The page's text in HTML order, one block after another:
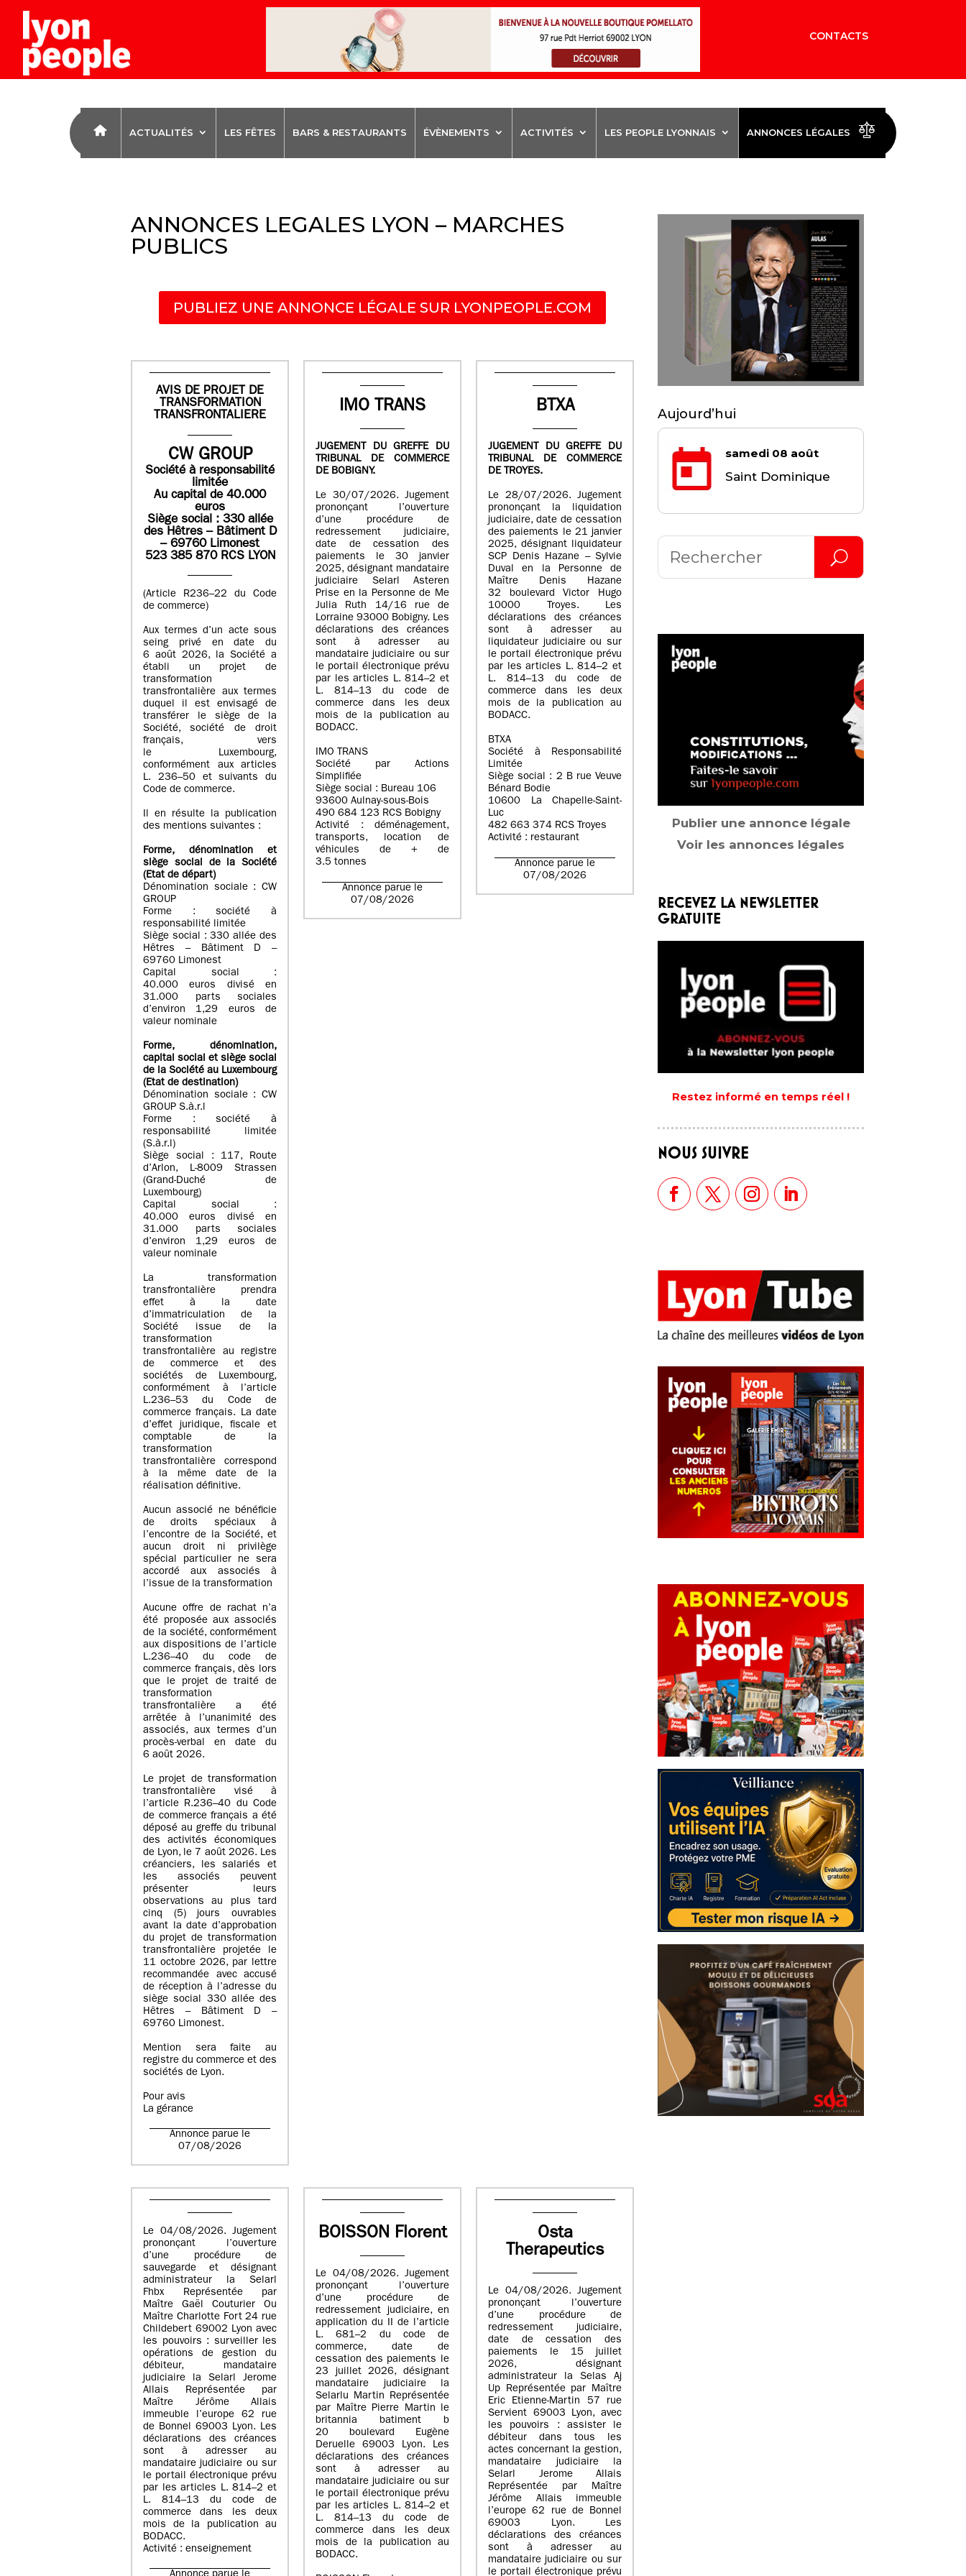
CONTACTS
ACTUALITÉS LES FÊTES BARS & RESTAURANTS ÉVÈNEMENTS ACTIVITÉS LES PEOPLE LYONNAIS ANNONCES LÉGALES
ANNONCES LEGALES LYON – MARCHES
PUBLICS
PUBLIEZ UNE ANNONCE LÉGALE SUR LYONPEOPLE.COM
AVIS DE PROJET DE
TRANSFORMATION
TRANSFRONTALIERE
CW GROUP
Société à responsabilité
limitée
Au capital de 40.000
euros
Siège social : 330 allée
des Hêtres – Bâtiment D
– 69760 Limonest
523 385 870 RCS LYON
(Article R236–22 du Code
de commerce)
Aux termes d’un acte sous
seing privé en date du
6 août 2026, la Société a
établi un projet de
transformation
transfrontalière aux termes
duquel il est envisagé de
transférer le siège de la
Société, société de droit
français, vers
le Luxembourg,
conformément aux articles
L. 236–50 et suivants du
Code de commerce.
Il en résulte la publication
des mentions suivantes :
Forme, dénomination et
siège social de la Société
(Etatde départ)
Dénomination sociale : CW
GROUP
Forme : société à
responsabilité limitée
Siège social : 330 allée des
Hêtres – Bâtiment D –
69760 Limonest
Capital social :
40.000 euros divisé en
31.000 parts sociales
d’environ 1,29 euros de
valeur nominale
Forme, dénomination,
capital social et siège social
de la Société au Luxembourg
(Etat de destination)
Dénomination sociale : CW
GROUP S.à.r.l
Forme : société à
responsabilité limitée
(S.à.r.l)
Siège social : 117, Route
d’Arlon, L-8009 Strassen
(Grand-Duché de
Luxembourg)
Capital social :
40.000 euros divisé en
31.000 parts sociales
d’environ 1,29 euros de
valeur nominale
La transformation
transfrontalière prendra
effet à la date
d’immatriculation de la
Société issue de la
transformation
transfrontalière au registre
de commerce et des
sociétés de Luxembourg,
conformément à l’article
L.236–53 du Code de
commerce français. La date
d’effet juridique, fiscale et
comptable de la
transformation
transfrontalière correspond
à la même date de la
réalisation définitive.
Aucun associé ne bénéficie
de droits spéciaux à
l’encontre de la Société, et
aucun droit ni privilège
spécial particulier ne sera
accordé aux associés à
l’issue de la transformation
Aucune offre de rachat n’a
été proposée aux associés
de la société, conformément
aux dispositions de l’article
L.236–40 du code de
commerce français, dès lors
que le projet de traité de
transformation
transfrontalière a été
arrêtée à l’unanimité des
associés, aux termes d’un
procès-verbal en date du
6 août 2026.
Le projet de transformation
transfrontalière visé à
l’article R.236–40 du Code
de commerce français a été
déposé au greffe du tribunal
des activités économiques
de Lyon, le 7 août 2026. Les
créanciers, les salariés et
les associés peuvent
présenter leurs
observations au plus tard
cinq (5) jours ouvrables
avant la date d’approbation
du projet de transformation
transfrontalière projetée le
11 octobre 2026, par lettre
recommandée avec accusé
de réception à l’adresse du
siège social 330 allée des
Hêtres – Bâtiment D –
69760 Limonest.
Mention sera faite au
registre du commerce et des
sociétés de Lyon.
Pour avis
La gérance
Annonce parue le
07/08/2026
IMO TRANS
JUGEMENT DU GREFFE DU
TRIBUNAL DE COMMERCE
DE BOBIGNY.
Le 30/07/2026. Jugement
prononçant l’ouverture
d’une procédure de
redressement judiciaire,
date de cessation des
paiements le 30 janvier
2025, désignant mandataire
judiciaire Selarl Asteren
Prise en la Personne de Me
Julia Ruth 14/16 rue de
Lorraine 93000 Bobigny. Les
déclarations des créances
sont à adresser au
mandataire judiciaire ou sur
le portail électronique prévu
par les articles L. 814–2 et
L. 814–13 du code de
commerce dans les deux
mois de la publication au
BODACC.
IMO TRANS
Société par Actions
Simplifiée
Siège social : Bureau 106
93600 Aulnay-sous-Bois
490 684 123 RCS Bobigny
Activité : déménagement,
transports, location de
véhicules de + de
3.5 tonnes
Annonce parue le
07/08/2026
BTXA
JUGEMENT DU GREFFE DU
TRIBUNAL DE COMMERCE
DE TROYES.
Le 28/07/2026. Jugement
prononçant la liquidation
judiciaire, date de cessation
des paiements le 21 janvier
2025, désignant liquidateur
SCP Denis Hazane – Sylvie
Duval en la Personne de
Maître Denis Hazane
32 boulevard Victor Hugo
10000 Troyes. Les
déclarations des créances
sont à adresser au
liquidateur judiciaire ou sur
le portail électronique prévu
par les articles L. 814–2 et
L. 814–13 du code de
commerce dans les deux
mois de la publication au
BODACC.
BTXA
Société à Responsabilité
Limitée
Siège social : 2 B rue Veuve
Bénard Bodie
10600 La Chapelle-Saint-
Luc
482 663 374 RCS Troyes
Activité : restaurant
Annonce parue le
07/08/2026
Le 04/08/2026. Jugement
prononçant l’ouverture
d’une procédure de
sauvegarde et désignant
administrateur la Selarl
Fhbx Représentée par
Maître Gaël Couturier Ou
Maître Charlotte Fort 24 rue
Childebert 69002 Lyon avec
les pouvoirs : surveiller les
opérations de gestion du
débiteur, mandataire
judiciaire la Selarl Jerome
Allais Représentée par
Maître Jérôme Allais
immeuble l’europe 62 rue
de Bonnel 69003 Lyon. Les
déclarations des créances
sont à adresser au
mandataire judiciaire ou sur
le portail électronique prévu
par les articles L. 814–2 et
L. 814–13 du code de
commerce dans les deux
mois de la publication au
BODACC.
Activité : enseignement
BOISSON Florent
Le 04/08/2026. Jugement
prononçant l’ouverture
d’une procédure de
redressement judiciaire, en
application du II de l’article
L. 681–2 du code de
commerce, date de
cessation des paiements le
23 juillet 2026, désignant
mandataire judiciaire la
Selarlu Martin Représentée
par Maître Pierre Martin le
britannia batiment b
20 boulevard Eugène
Deruelle 69003 Lyon. Les
déclarations des créances
sont à adresser au
mandataire judiciaire ou sur
le portail électronique prévu
par les articles L. 814–2 et
L. 814–13 du code de
commerce dans les deux
mois de la publication au
BODACC.
Osta
Therapeutics
Le 04/08/2026. Jugement
prononçant l’ouverture
d’une procédure de
redressement judiciaire,
date de cessation des
paiements le 15 juillet
2026, désignant
administrateur la Selas Aj
Up Représentée par Maître
Eric Etienne-Martin 57 rue
Servient 69003 Lyon, avec
les pouvoirs : assister le
débiteur dans tous les
actes concernant la gestion,
mandataire judiciaire la
Selarl Jerome Allais
Représentée par Maître
Jérôme Allais immeuble
l’europe 62 rue de Bonnel
69003 Lyon. Les
déclarations des créances
sont à adresser au
mandataire judiciaire ou sur
le portail électronique prévu
Aujourd’hui
samedi 08 août
Saint Dominique
Publier une annonce légale
Voir les annonces légales
RECEVEZ LA NEWSLETTER
GRATUITE
Restez informé en temps réel !
NOUS SUIVRE